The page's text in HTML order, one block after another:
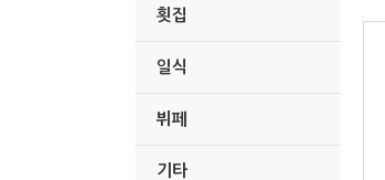
횟집
일식
뷔페
기타